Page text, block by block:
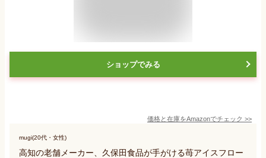
ショップでみる
価格と在庫をAmazonでチェック >>
mugi(20代・女性)
高知の老舗メーカー、久保田食品が手がける苺アイスフロー